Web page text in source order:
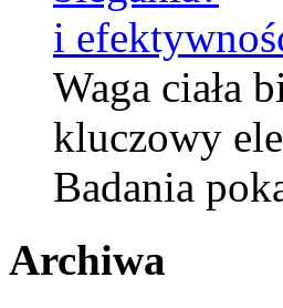
i
Waga ciała
kluczowy
Badania
Archiwa